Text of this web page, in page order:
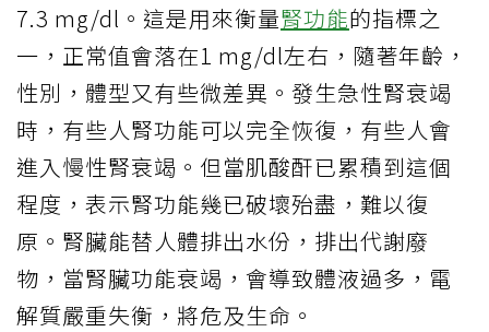
7.3 mg/dl。這是用來衡量腎功能的指標之
一，正常值會落在1 mg/dl左右，隨著年齡，
性別，體型又有些微差異。發生急性腎衰竭
時，有些人腎功能可以完全恢復，有些人會
進入慢性腎衰竭。但當肌酸酐已累積到這個
程度，表示腎功能幾已破壞殆盡，難以復
原。腎臟能替人體排出水份，排出代謝廢
物，當腎臟功能衰竭，會導致體液過多，電
解質嚴重失衡，將危及生命。